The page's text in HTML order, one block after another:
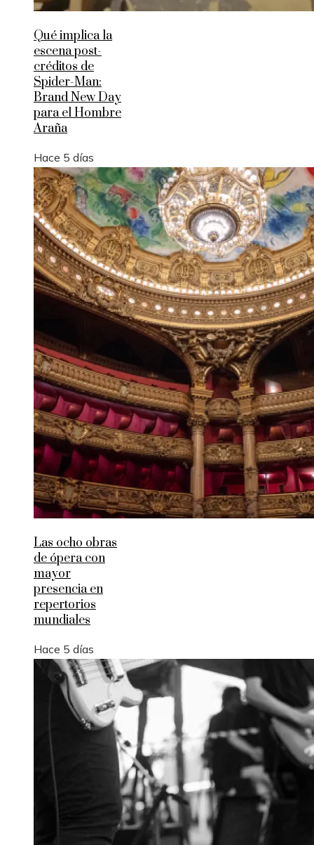
Qué implica la
escena post-
créditos de
Spider-Man:
Brand New Day
para el Hombre
Araña
Hace 5 días
Las ocho obras
de ópera con
mayor
presencia en
repertorios
mundiales
Hace 5 días